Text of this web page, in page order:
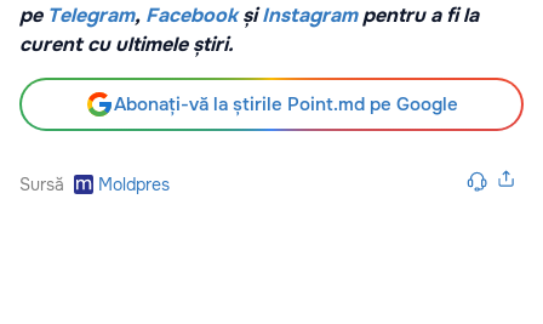
pe Telegram, FacebookșiInstagrampentru a fi la
curent cu ultimele știri.
Abonați-vă la știrile Point.md pe Google
Sursă Moldpres